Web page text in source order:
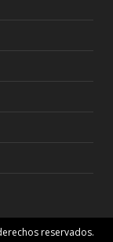
reservados.